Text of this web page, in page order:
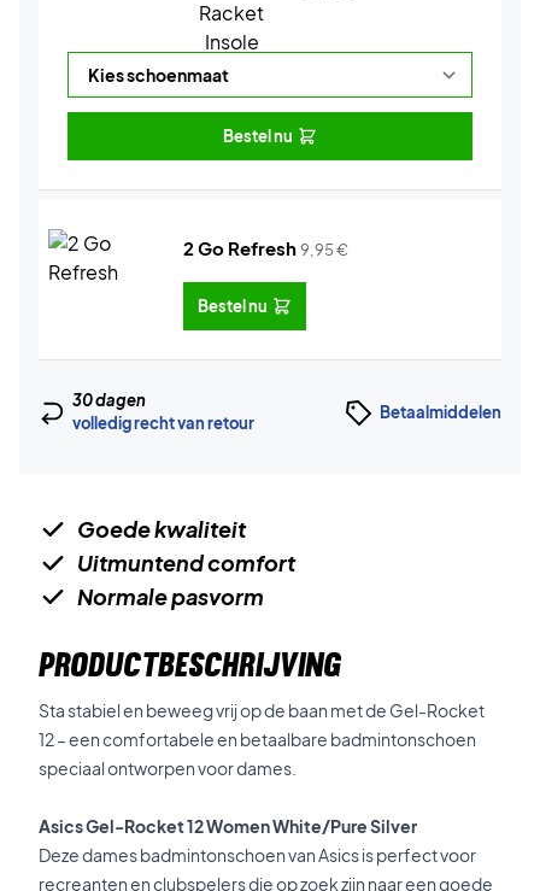
Bestel nu
2 Go Refresh9,95€
Bestel nu
30 dagen
volledig recht van retour
Betaalmiddelen
Goede kwaliteit
Uitmuntend comfort
Normale pasvorm
PRODUCTBESCHRIJVING
Sta stabiel en beweeg vrij op de baan met de Gel-Rocket
12 – een comfortabele en betaalbare badmintonschoen
speciaal ontworpen voor dames.
Asics Gel-Rocket 12 Women White/Pure Silver
Deze dames badmintonschoen van Asics is perfect voor
recreanten en clubspelers die op zoek zijn naar een goede